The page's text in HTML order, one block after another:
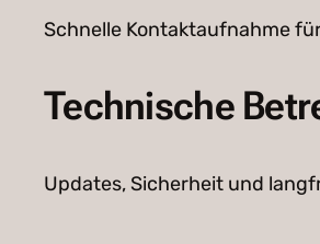
Schnelle Kontaktaufnahme
Technische
Updates, Sicherheit und